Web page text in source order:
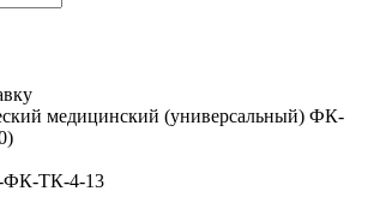
медицинский (универсальный) ФК-
ТК-4-13